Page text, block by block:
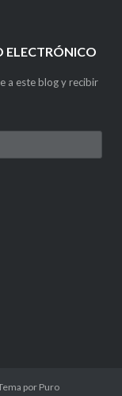
ELECTRÓNICO
a este blog y recibir
por Puro